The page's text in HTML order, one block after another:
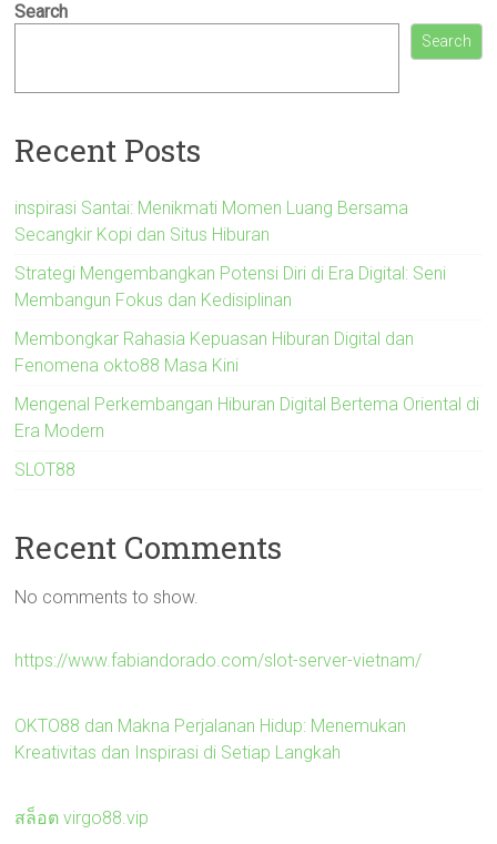
Search
Search
Recent Posts
inspirasi Santai: Menikmati Momen Luang Bersama
Secangkir Kopi dan Situs Hiburan
Strategi Mengembangkan Potensi Diri di Era Digital: Seni
Membangun Fokus dan Kedisiplinan
Membongkar Rahasia Kepuasan Hiburan Digital dan
Fenomena okto88 Masa Kini
Mengenal Perkembangan Hiburan Digital Bertema Oriental di
Era Modern
SLOT88
Recent Comments
No comments to show.
https://www.fabiandorado.com/slot-server-vietnam/
OKTO88 dan Makna Perjalanan Hidup: Menemukan
Kreativitas dan Inspirasi di Setiap Langkah
สล็อต virgo88.vip